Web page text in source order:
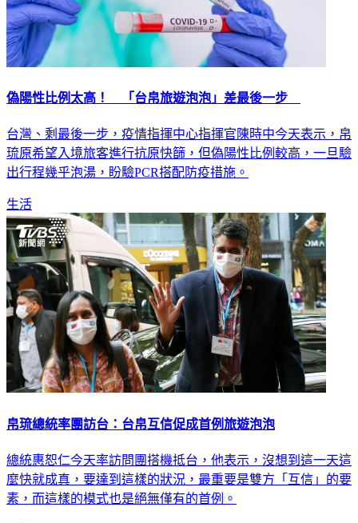
偽陽性比例太高！ 「台帛旅遊泡泡」差最後一步
台灣、剩最後一步，疫情指揮中心指揮官陳時中今天表示，帛
琉原希望入境旅客進行抗原快篩，但偽陽性比例較高，一旦驗
出行程幾乎泡湯，盼驗PCR搭配防疫措施。
生活
帛琉總統率團訪台：台帛互信促成首例旅遊泡泡
總統惠恕仁今天率訪問團搭機抵台，他表示，沒想到這一天這
麼快就成真，要達到這樣的狀況，最重要是雙方「互信」的要
素，而這樣的模式也是絕無僅有的首例。